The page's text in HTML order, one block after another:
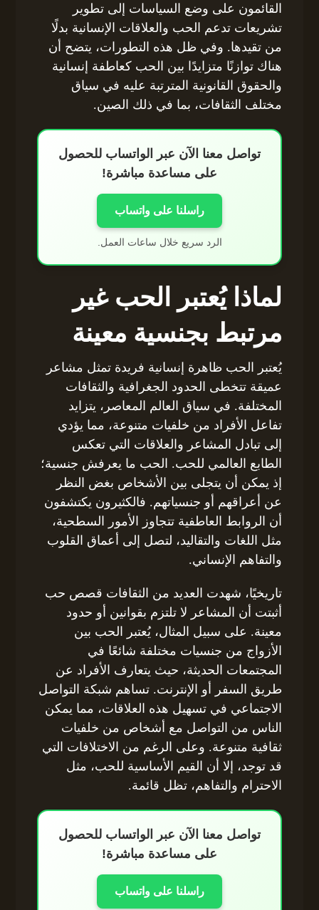
القائمون على وضع السياسات إلى تطوير
تشريعات تدعم الحب والعلاقات الإنسانية بدلًا
من تقيدها. وفي ظل هذه التطورات، يتضح أن
هناك توازنًا متزايدًا بين الحب كعاطفة إنسانية
والحقوق القانونية المترتبة عليه في سياق
مختلف الثقافات، بما في ذلك الصين.
تواصل معنا الآن عبر الواتساب للحصول
على مساعدة مباشرة!
راسلنا على واتساب
الرد سريع خلال ساعات العمل.
لماذا يُعتبر الحب غير
مرتبط بجنسية معينة
يُعتبر الحب ظاهرة إنسانية فريدة تمثل مشاعر
عميقة تتخطى الحدود الجغرافية والثقافات
المختلفة. في سياق العالم المعاصر، يتزايد
تفاعل الأفراد من خلفيات متنوعة، مما يؤدي
إلى تبادل المشاعر والعلاقات التي تعكس
الطابع العالمي للحب. الحب ما يعرفش جنسية؛
إذ يمكن أن يتجلى بين الأشخاص بغض النظر
عن أعراقهم أو جنسياتهم. فالكثيرون يكتشفون
أن الروابط العاطفية تتجاوز الأمور السطحية،
مثل اللغات والتقاليد، لتصل إلى أعماق القلوب
والتفاهم الإنساني.
تاريخيًا، شهدت العديد من الثقافات قصص حب
أثبتت أن المشاعر لا تلتزم بقوانين أو حدود
معينة. على سبيل المثال، يُعتبر الحب بين
الأزواج من جنسيات مختلفة شائعًا في
المجتمعات الحديثة، حيث يتعارف الأفراد عن
طريق السفر أو الإنترنت. تساهم شبكة التواصل
الاجتماعي في تسهيل هذه العلاقات، مما يمكن
الناس من التواصل مع أشخاص من خلفيات
ثقافية متنوعة. وعلى الرغم من الاختلافات التي
قد توجد، إلا أن القيم الأساسية للحب، مثل
الاحترام والتفاهم، تظل قائمة.
تواصل معنا الآن عبر الواتساب للحصول
على مساعدة مباشرة!
راسلنا على واتساب